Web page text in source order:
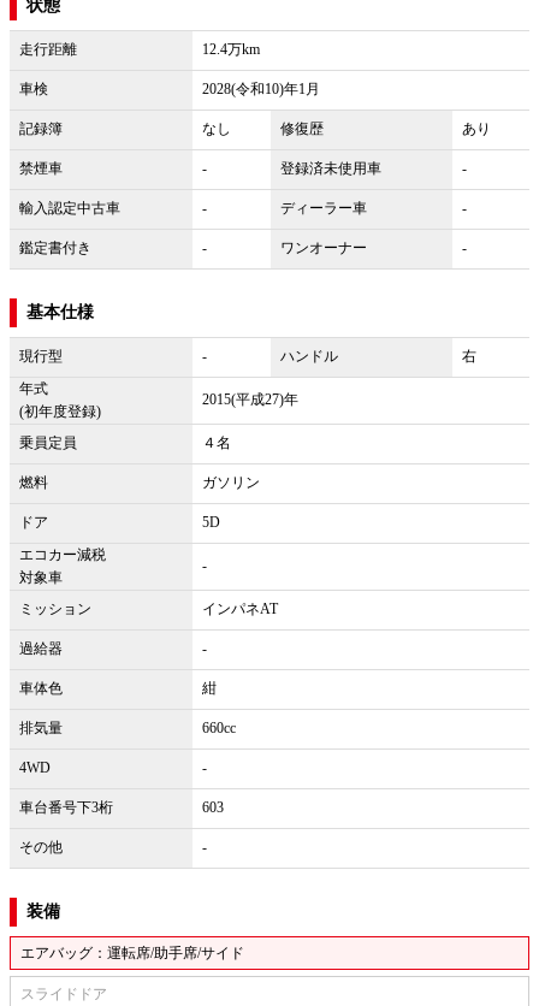
状態
走行距離 12.4万km
車検 2028(令和10)年1月
記録簿 なし 修復歴 あり
禁煙車 - 登録済未使用車 -
輸入認定中古車 - ディーラー車 -
鑑定書付き - ワンオーナー -
基本仕様
現行型 - ハンドル
右
年式
(初年度登録)
2015(平成27)年
乗員定員 ４名
燃料 ガソリン
ドア
5D
エコカー減税
対象車
-
ミッション インパネAT
過給器 -
車体色 紺
排気量 660cc
4WD -
車台番号下3桁 603
その他 -
装備
エアバッグ：運転席/助手席/サイド
スライドドア